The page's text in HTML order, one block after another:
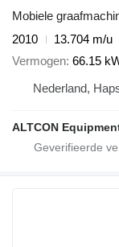
Mobiele
2010
13.704 m/u
Vermogen 66.15
Nederland,
ALTCON